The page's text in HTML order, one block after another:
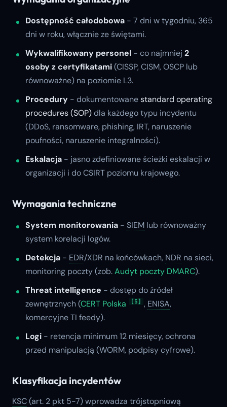
Dostępność całodobowa - 7 dni w tygodniu, 365
dni w roku, włącznie ze świętami.
Wykwalifikowany personel - co najmniej 2
osoby z certyfikatami(CISSP, CISM, OSCP lub
równoważne) na poziomie L3.
Procedury - dokumentowanestandard operating
procedures (SOP)dla każdego typu incydentu
(DDoS, ransomware, phishing, IRT, naruszenie
poufności, naruszenie integralności).
Eskalacja - jasno zdefiniowane ścieżki eskalacji w
organizacji i do CSIRT poziomu krajowego.
Wymagania techniczne
System monitorowania - SIEM lub równoważny
system korelacji logów.
Detekcja - EDR/XDR na końcówkach, NDR na sieci,
monitoring poczty (zob.Audyt poczty DMARC).
Threat intelligence - dostęp do źródeł
zewnętrznych (CERT Polska [5] , ENISA,
komercyjne TI feedy).
Logi - retencja minimum 12 miesięcy, ochrona
przed manipulacją (WORM, podpisy cyfrowe).
Klasyfikacja incydentów
KSC(art. 2 pkt 5-7) wprowadza trójstopniową